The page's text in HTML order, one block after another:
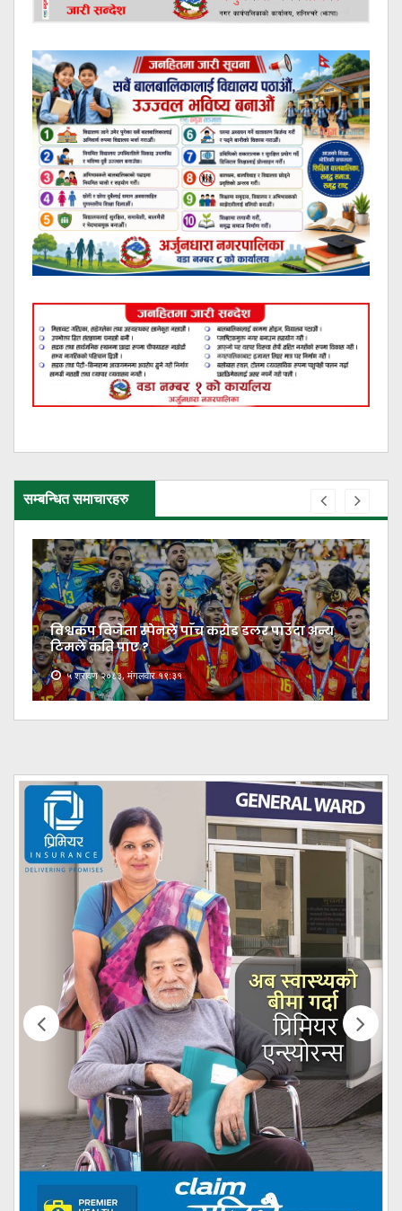
सम्बन्धित समाचारहरु
विश्वकप विजेता स्पेनले पाँच करोड डलर पाउँदा अन्य
टिमले कति पाए ?
५ श्रावण २०८३, मंगलवार १९:३१